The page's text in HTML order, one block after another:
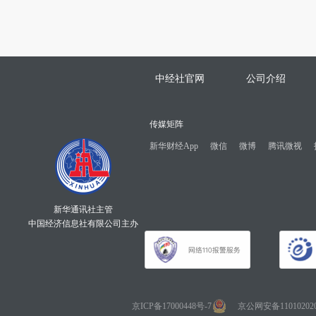
中经社官网 公司介绍
新华通讯社主管
中国经济信息社有限公司主办
传媒矩阵
新华财经App 微信 微博 腾讯微视
京ICP备17000448号-7 京公网安备